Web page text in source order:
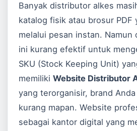
Banyak distributor alkes
katalog fisik atau brosur PDF
melalui pesan instan. Namun
ini kurang efektif untuk
SKU (Stock Keeping Unit)
memilikiWebsite Distributor
yang terorganisir, brand
kurang mapan. Website
sebagai kantor digital yang